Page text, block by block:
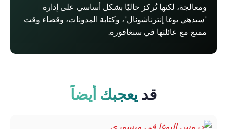
ومعالجة، لكنها تُركز حاليًا بشكل أساسي على إدارة
"سيدهي يوغا إنترناشونال"، وكتابة المدونات، وقضاء وقت
ممتع مع عائلتها في سنغافورة.
قديعجبك أيضاً